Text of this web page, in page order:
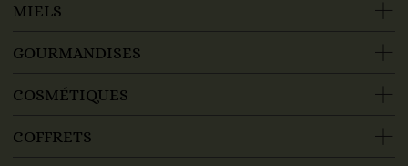
MIELS
GOURMANDISES
COSMÉTIQUES
COFFRETS